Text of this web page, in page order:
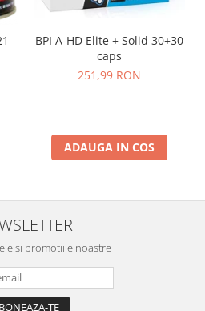
BPI A-HD Elite + Solid 30+30
caps
251,99 RON
ADAUGA IN COS
si promotiile noastre